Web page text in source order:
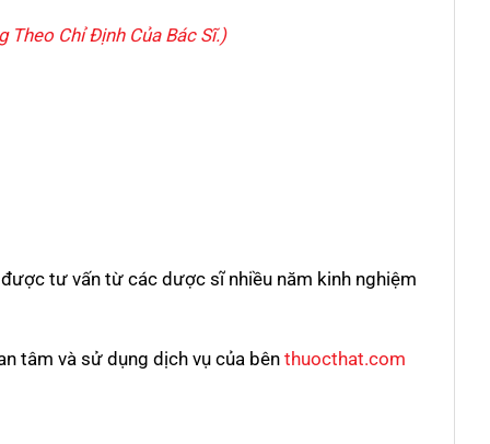
Theo Chỉ Định Của Bác Sĩ.)
được tư vấn từ các dược sĩ nhiều năm kinh nghiệm
tâm và sử dụng dịch vụ của bên thuocthat.com